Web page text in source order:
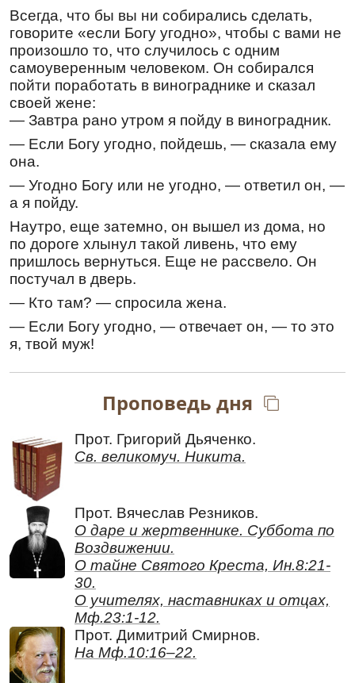
Вознесенный на Крест добровольно,
соименному Тебе новому народу милости
Твои даруй, Христе Боже; возвесели силою
Твоею верных людей Твоих, подавая им
победы над врагами, – да имеют они помощь
от Тебя, оружие мира, непобедимый знак
победы.
Великомученику Никите Готфскому
Тропарь,глас 4
Му́ченик Твой, Го́споди, Ники́та/ во страда́нии
свое́м вене́ц прия́т нетле́нный от Тебе́, Бо́га
на́шего:/ име́яй бо кре́пость Твою́,/ мучи́телей
низложи́,/ сокруши́ и де́монов немощны́я
де́рзости./ Того́ моли́твами// спаси́ ду́ши на́ша.
Перевод:
МученикТвой, Господи, Никита подвигом
своим венец нетленный получил от Тебя,
Бога нашего; ибо он, имея силу Твою,
мучителей низложил, сокрушил и демонов
немощные дерзости. По молитвам его,
Христе Боже, спаси души наши.
,глас 4
восприи́м,/ и к боре́нию враго́в прите́кл еси́,/ и
за Христа́ пострада́в,/ последи́ огне́м
свяще́нную твою́ ду́шу Го́споду пре́дал еси́:/
отону́дуже и даро́в исцеле́ния/ от Него́
сподо́бился еси́ прия́ти,/ великому́чениче
Ники́то./ Моли́ Христа́ Бо́га// спасти́ся душа́м
на́шим.
Перевод:
Крест Христов, как будто оружие смело
взяв, на битву против врагов ты поспешил и
за Христа пострадал, после чего и
священную твою душу отдал Господу,
потому и удостоился от Него получить дар
исцелений, великомученик Никита. Моли
Всегда, что бы вы ни собирались сделать,
говорите «если Богу угодно», чтобы с вами не
произошло то, что случилось с одним
самоуверенным человеком. Он собирался
пойти поработать в винограднике и сказал
своей жене:
— Завтра рано утром я пойду в виноградник.
— Если Богу угодно, пойдешь, — сказала ему
она.
— Угодно Богу или не угодно, — ответил он, —
а я пойду.
Наутро, еще затемно, он вышел из дома, но
по дороге хлынул такой ливень, что ему
пришлось вернуться. Еще не рассвело. Он
постучал в дверь.
— Кто там? — спросила жена.
— Если Богу угодно, — отвечает он, — то это
я, твой муж!
Проповедь дня
Прот. Григорий Дьяченко.
Св. великомуч. Никита.
Прот. Вячеслав Резников.
О даре и жертвеннике. Суббота по
Воздвижении.
О тайне Святого Креста, Ин.8:21-
30.
О учителях, наставниках и отцах,
Мф.23:1-12.
Прот. Димитрий Смирнов.
На Мф.10:16–22.